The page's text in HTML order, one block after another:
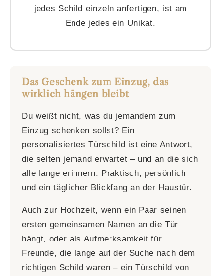
jedes Schild einzeln anfertigen, ist am
Ende jedes ein Unikat.
Das Geschenk zum Einzug, das
wirklich hängen bleibt
Du weißt nicht, was du jemandem zum
Einzug schenken sollst? Ein
personalisiertes Türschild ist eine Antwort,
die selten jemand erwartet – und an die sich
alle lange erinnern. Praktisch, persönlich
und ein täglicher Blickfang an der Haustür.
Auch zur Hochzeit, wenn ein Paar seinen
ersten gemeinsamen Namen an die Tür
hängt, oder als Aufmerksamkeit für
Freunde, die lange auf der Suche nach dem
richtigen Schild waren – ein Türschild von